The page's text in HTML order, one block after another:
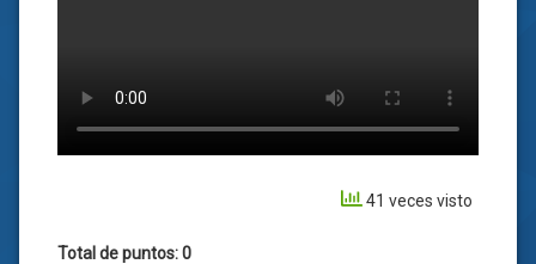
41 veces visto
Total de puntos: 0